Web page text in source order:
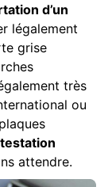
d’un
légalement
grise
très
ou
attendre.